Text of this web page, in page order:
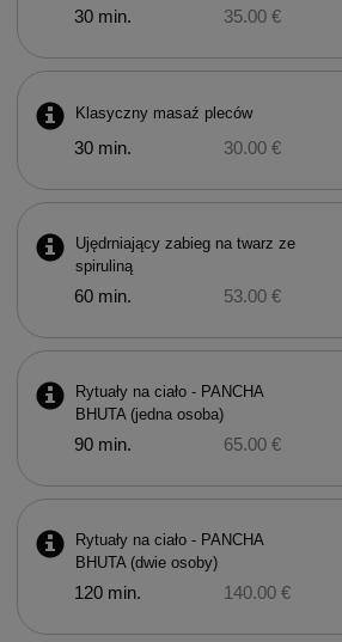
30 min. 35.00 €
Klasyczny masaź pleców
30 min. 30.00 €
Ujędrniający zabieg na twarz ze
spiruliną
60 min. 53.00 €
Rytuały na ciało - PANCHA
BHUTA (jedna osoba)
90 min. 65.00 €
Rytuały na ciało - PANCHA
BHUTA (dwie osoby)
120 min. 140.00 €